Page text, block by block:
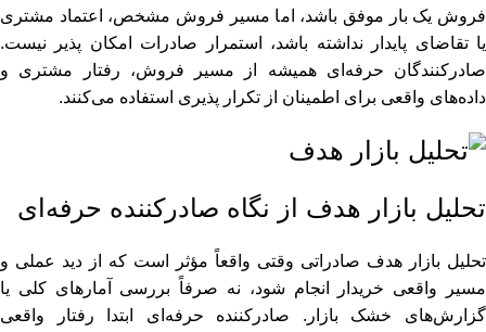
فروش یک بار موفق باشد، اما مسیر فروش مشخص، اعتماد مشتری
یا تقاضای پایدار نداشته باشد، استمرار صادرات امکان‌ پذیر نیست.
صادرکنندگان حرفه‌ای همیشه از مسیر فروش، رفتار مشتری و
داده‌های واقعی برای اطمینان از تکرار پذیری استفاده می‌کنند.
تحلیل بازار هدف از نگاه صادرکننده حرفه‌ای
تحلیل بازار هدف صادراتی وقتی واقعاً مؤثر است که از دید عملی و
مسیر واقعی خریدار انجام شود، نه صرفاً بررسی آمارهای کلی یا
گزارش‌های خشک بازار. صادرکننده حرفه‌ای ابتدا رفتار واقعی